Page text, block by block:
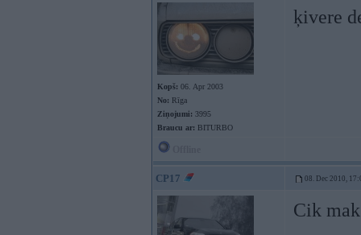
Kopš: 06. Apr 2003
No: Rīga
Ziņojumi: 3995
Braucu ar: BITURBO
ķivere
CP17 08. Dec 2010,
Cik